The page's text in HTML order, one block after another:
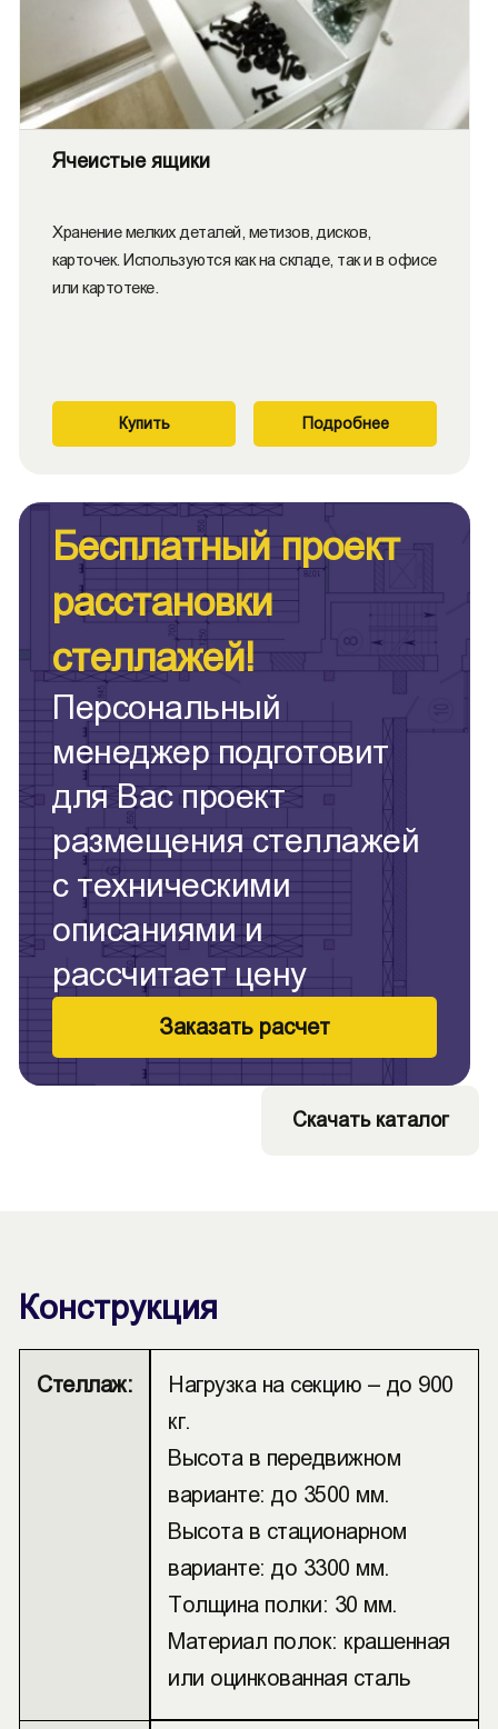
Ячеистые ящики
Хранение мелких деталей, метизов, дисков,
карточек. Используются как на складе, так и в офисе
или картотеке.
Купить Подробнее
Бесплатный проект
расстановки
стеллажей!
Персональный
менеджер подготовит
для Вас проект
размещения стеллажей
с техническими
описаниями и
рассчитает цену
Заказать расчет
Скачать каталог
Конструкция
Стеллаж:
Нагрузка на секцию – до 900
кг.
Высота в передвижном
варианте: до 3500 мм.
Высота в стационарном
варианте: до 3300 мм.
Толщина полки: 30 мм.
Материал полок: крашенная
или оцинкованная сталь